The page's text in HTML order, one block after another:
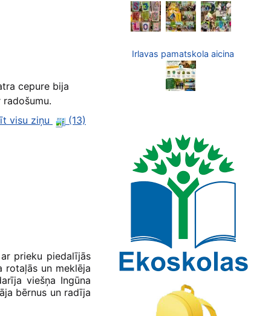
cepure bija
visu ziņu
(13)
prieku piedalījās
rotaļās un meklēja
viešņa Ingūna
bērnus un radīja
Irlavas pamatskola aicina